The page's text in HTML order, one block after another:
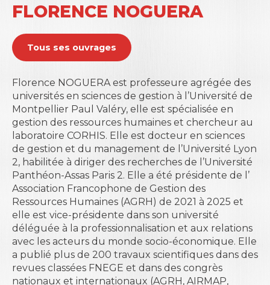
FLORENCE NOGUERA
Tous ses ouvrages
Florence NOGUERA est professeure agrégée des
universités en sciences de gestion à l’Université de
Montpellier Paul Valéry, elle est spécialisée en
gestion des ressources humaines et chercheur au
laboratoire CORHIS. Elle est docteur en sciences
de gestion et du management de l’Université Lyon
2, habilitée à diriger des recherches de l’Université
Panthéon-Assas Paris 2. Elle a été présidente de l’
Association Francophone de Gestion des
Ressources Humaines (AGRH) de 2021 à 2025 et
elle est vice-présidente dans son université
déléguée à la professionnalisation et aux relations
avec les acteurs du monde socio-économique. Elle
a publié plus de 200 travaux scientifiques dans des
revues classées FNEGE et dans des congrès
nationaux et internationaux (AGRH, AIRMAP,